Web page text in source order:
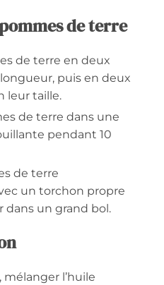
de terre
de terre en deux
puis en deux
leur taille.
de terre dans une
pendant 10
de terre
un torchon propre
dans un grand bol.
l’huile